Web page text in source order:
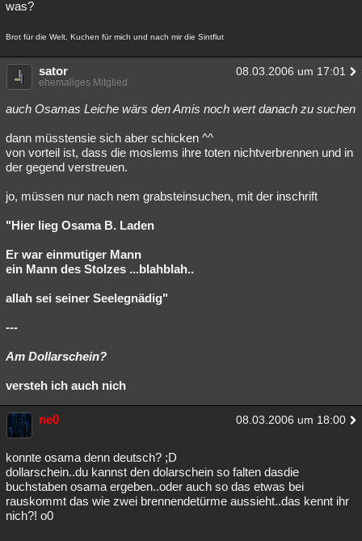
was?
Brot für die Welt, Kuchen für mich und nach mir die Sintflut
sator 08.03.2006 um 17:01
ehemaliges Mitglied
auch Osamas Leiche wärs den Amis noch wert danach zu suchen
dann müsstensie sich aber schicken ^^
von vorteil ist, dass die moslems ihre toten nichtverbrennen und in
der gegend verstreuen.
jo, müssen nur nach nem grabsteinsuchen, mit der inschrift
"Hier lieg Osama B. Laden
Er war einmutiger Mann
ein Mann des Stolzes ...blahblah..
allah sei seiner Seelegnädig"
---
Am Dollarschein?
versteh ich auch nich
ne0 08.03.2006 um 18:00
konnte osama denn deutsch? ;D
dollarschein..du kannst den dolarschein so falten dasdie
buchstaben osama ergeben..oder auch so das etwas bei
rauskommt das wie zwei brennendetürme aussieht..das kennt ihr
nich?! o0